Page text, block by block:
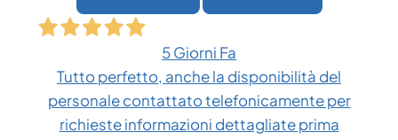
5 Giorni Fa
Tutto perfetto, anche la disponibilità del
personale contattato telefonicamente per
richieste informazioni dettagliate prima